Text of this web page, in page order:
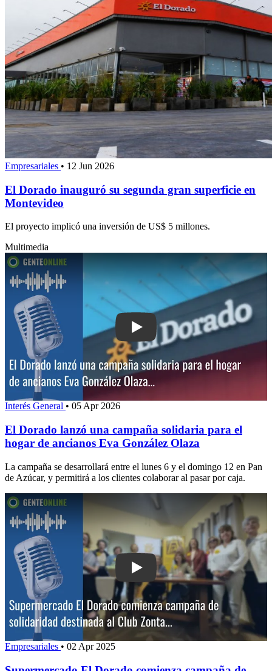
Empresariales • 12 Jun 2026
El Dorado inauguró su segunda gran superficie en
Montevideo
El proyecto implicó una inversión de US$ 5 millones.
Multimedia
Play: El Dorado lanzó una campaña
Interés General • 05 Apr 2026
El Dorado lanzó una campaña solidaria para el
hogar de ancianos Eva González Olaza
La campaña se desarrollará entre el lunes 6 y el domingo 12 en Pan
de Azúcar, y permitirá a los clientes colaborar al pasar por caja.
Play: Supermercado El Dorado
Empresariales • 02 Apr 2025